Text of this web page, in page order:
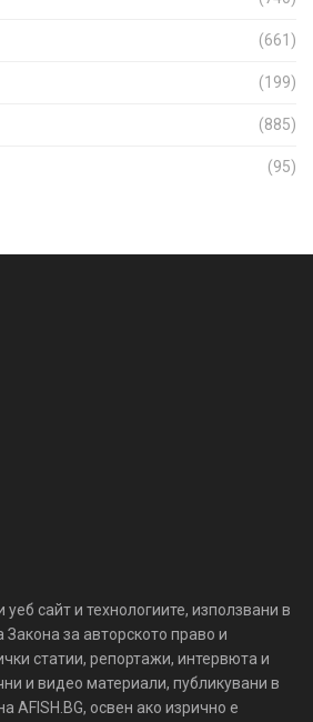
(661)
(199)
(885)
(95)
сайт и технологиите, използвани в
Закона за авторското право и
статии, репортажи, интервюта и
и видео материали, публикувани в
AFISH.BG, освен ако изрично е